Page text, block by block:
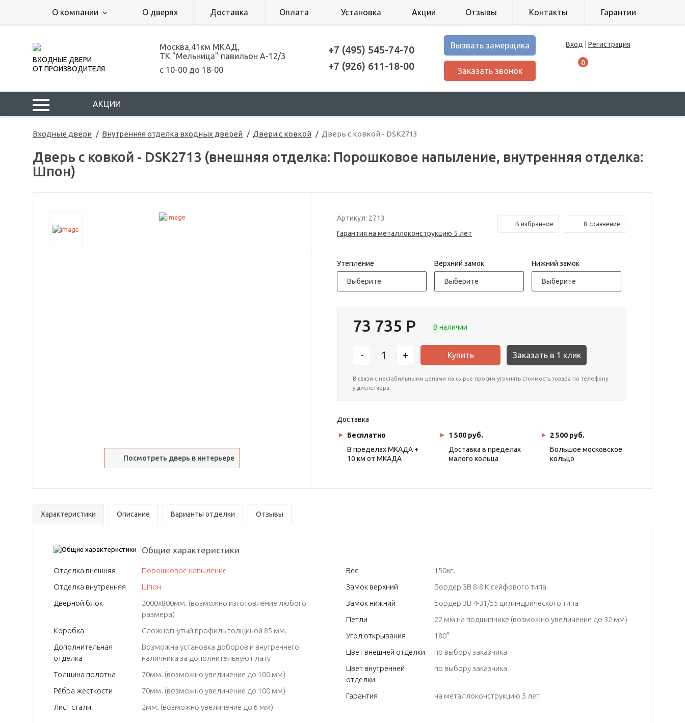
О компании О дверях Доставка Оплата Установка Акции Отзывы Контакты Гарантии
ВХОДНЫЕ ДВЕРИ
ОТ ПРОИЗВОДИТЕЛЯ
Москва,41км МКАД,
ТК "Мельница" павильон А-12/3
с 10-00 до 18-00
+7 (495) 545-74-70
+7 (926) 611-18-00
Вызвать замерщика
Заказать звонок
Вход | Регистрация
0
АКЦИИ
Входные двери Внутренняя отделка входных дверей Двери с ковкой Дверь с ковкой - DSK2713
Дверь с ковкой - DSK2713 (внешняя отделка: Порошковое напыление, внутренняя отделка:
Шпон)
Посмотреть дверь в интерьере
Артикул: 2713
Гарантия на металлоконструкцию 5 лет
В избранное В сравнение
Утепление
Выберите
Верхний замок
Выберите
Нижний замок
Выберите
73 735 В наличии
- + Заказать в 1 клик
В связи с нестабильными ценами на сырье просим уточнять стоимость товара по телефону
у диспетчера.
Доставка
Бесплатно
В пределах МКАДА +
10 км от МКАДА
1 500 руб.
Доставка в пределах
малого кольца
2 500 руб.
Большое московское
кольцо
Характеристики Описание Варианты отделки Отзывы
Общие характеристики
Отделка внешняя
Порошковое напыление
Отделка внутренняя
Шпон
Дверной блок
2000х800мм. (возможно изготовление любого
размера)
Коробка
Сложногнутый профиль толщиной 85 мм.
Дополнительная
отделка
Возможна установка доборов и внутреннего
наличника за дополнительную плату
Толщина полотна
70мм. (возможно увеличение до 100 мм)
Рёбра жесткости
70мм. (возможно увеличение до 100 мм)
Лист стали
2мм. (возможно увеличение до 6 мм)
Вес
150кг.
Замок верхний
Бордер ЗВ 8-8 К сейфового типа
Замок нижний
Бордер ЗВ 4-31/55 цилиндрического типа
Петли
22 мм на подшипнике (возможно увеличение до 32 мм)
Угол открывания
180°
Цвет внешней отделки
по выбору заказчика
Цвет внутренней
отделки
по выбору заказчика
Гарантия на металлоконструкцию 5 лет